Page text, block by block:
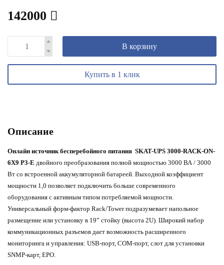
142000
В корзину
Купить в 1 клик
Описание
Онлайн источник бесперебойного питания SKAT-UPS 3000-RACK-ON-
6X9 P3-E двойного преобразования полной мощностью 3000 ВА / 3000
Вт со встроенной аккумуляторной батареей. Выходной коэффициент
мощности 1,0 позволяет подключить больше современного
оборудования с активным типом потребляемой мощности.
Универсальный форм-фактор Rack/Tower подразумевает напольное
размещение или установку в 19” стойку (высота 2U). Широкий набор
коммуникационных разъемов дает возможность расширенного
мониторинга и управления: USB-порт, COM-порт, слот для установки
SNMP-карт, EPO.